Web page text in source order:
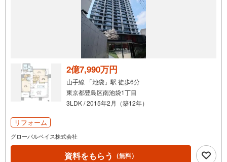
2億7,990万円
山手線 「池袋」駅 徒歩6分
東京都豊島区南池袋1丁目
3LDK / 2015年2月（築12年）
リフォーム
グローバルベイス株式会社
資料をもらう （無料）